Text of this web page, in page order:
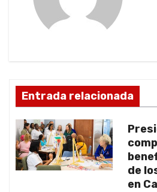
ó
n
d
e
Entrada relacionada
de
en